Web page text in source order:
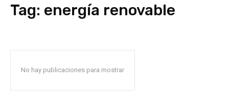
Tag: energía renovable
No hay publicaciones para mostrar